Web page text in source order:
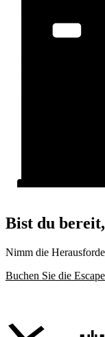
Bist du
Nimm die
Buchen Sie die